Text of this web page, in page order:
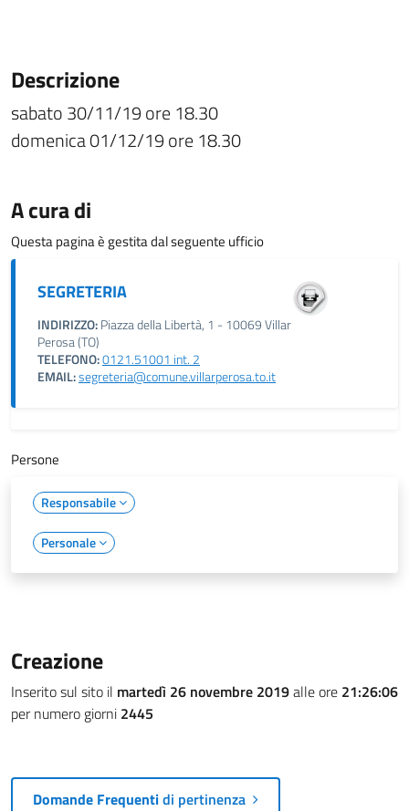
Descrizione
sabato 30/11/19 ore 18.30
domenica 01/12/19 ore 18.30
A cura di
Questa pagina è gestita dal seguente ufficio
SEGRETERIA
INDIRIZZO:Piazza della Libertà, 1 - 10069 Villar
Perosa (TO)
TELEFONO:0121.51001 int. 2
EMAIL:segreteria@comune.villarperosa.to.it
Persone
Responsabile
Personale
Creazione
Inserito sul sito il martedì 26 novembre 2019alle ore 21:26:06
per numero giorni 2445
Domande Frequentidi pertinenza